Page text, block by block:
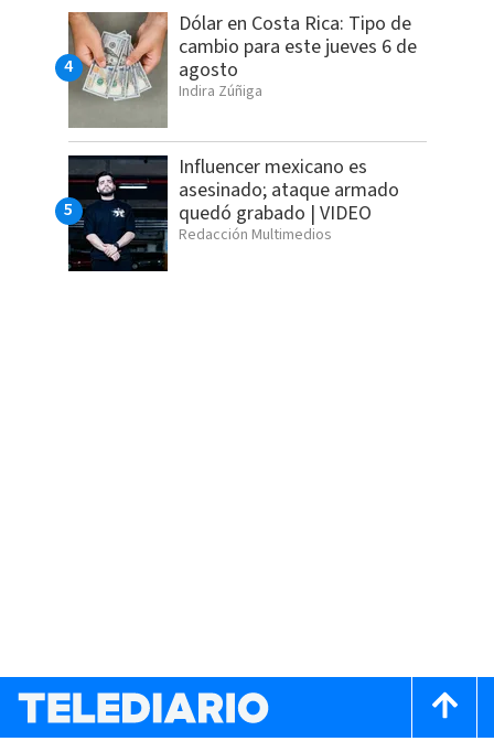
Dólar en Costa Rica: Tipo de
cambio para este jueves 6 de
agosto
Indira Zúñiga
Influencer mexicano es
asesinado; ataque armado
quedó grabado | VIDEO
Redacción Multimedios